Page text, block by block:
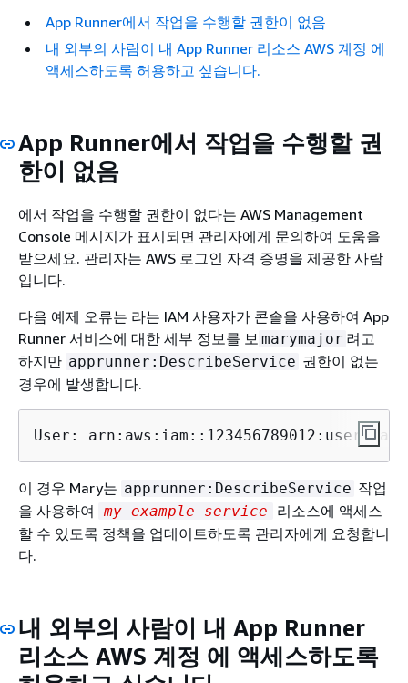
App Runner에서 작업을 수행할 권한이 없음
내 외부의 사람이 내 App Runner 리소스 AWS 계정 에
액세스하도록 허용하고 싶습니다.
App Runner에서 작업을 수행할 권
한이 없음
에서 작업을 수행할 권한이 없다는 AWS Management
Console 메시지가 표시되면 관리자에게 문의하여 도움을
받으세요. 관리자는 AWS 로그인 자격 증명을 제공한 사람
입니다.
다음 예제 오류는 라는 IAM 사용자가 콘솔을 사용하여 App
Runner 서비스에 대한 세부 정보를 보 marymajor 려고
하지만 apprunner:DescribeService 권한이 없는
경우에 발생합니다.
User: arn:aws:iam::123456789012:user/
이 경우 Mary는 apprunner:DescribeService 작업
을 사용하여
my-example-service
리소스에 액세스
할 수 있도록 정책을 업데이트하도록 관리자에게 요청합니
다.
내 외부의 사람이 내 App Runner
리소스 AWS 계정 에 액세스하도록